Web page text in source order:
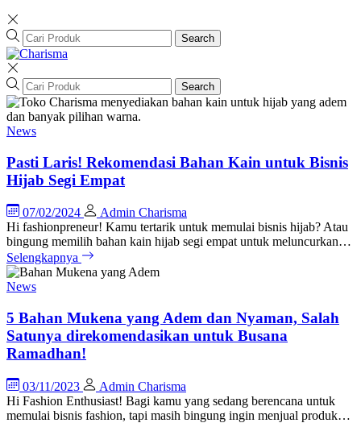
Search
Search
News
Pasti Laris! Rekomendasi Bahan Kain untuk Bisnis
Hijab Segi Empat
07/02/2024
Admin Charisma
Hi fashionpreneur! Kamu tertarik untuk memulai bisnis hijab? Atau
bingung memilih bahan kain hijab segi empat untuk meluncurkan…
Selengkapnya
News
5 Bahan Mukena yang Adem dan Nyaman, Salah
Satunya direkomendasikan untuk Busana
Ramadhan!
03/11/2023
Admin Charisma
Hi Fashion Enthusiast! Bagi kamu yang sedang berencana untuk
memulai bisnis fashion, tapi masih bingung ingin menjual produk…